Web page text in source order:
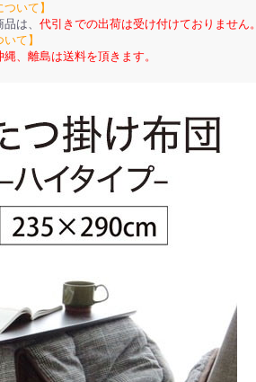
ついて】
は、 代引きでの出荷は受け付けておりません。
いて】
、離島は送料を頂きます。